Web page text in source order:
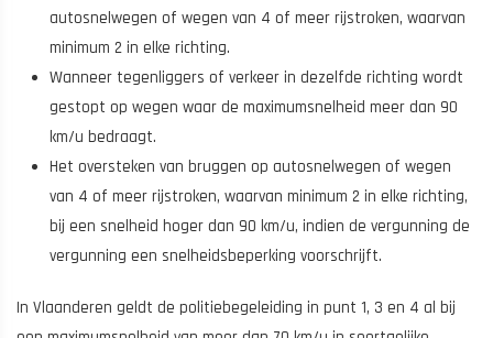
autosnelwegen of wegen van 4 of meer rijstroken, waarvan
minimum 2 in elke richting.
Wanneer tegenliggers of verkeer in dezelfde richting wordt
gestopt op wegen waar de maximumsnelheid meer dan 90
km/u bedraagt.
Het oversteken van bruggen op autosnelwegen of wegen
van 4 of meer rijstroken, waarvan minimum 2 in elke richting,
bij een snelheid hoger dan 90 km/u, indien de vergunning de
vergunning een snelheidsbeperking voorschrijft.
In Vlaanderen geldt de politiebegeleiding in punt 1, 3 en 4 al bij